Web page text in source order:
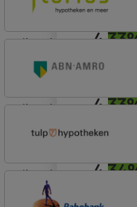
lineair
Profijt twaalf
lineair
Budget
lineair
Tulp Hypotheken
Tulp Compleet